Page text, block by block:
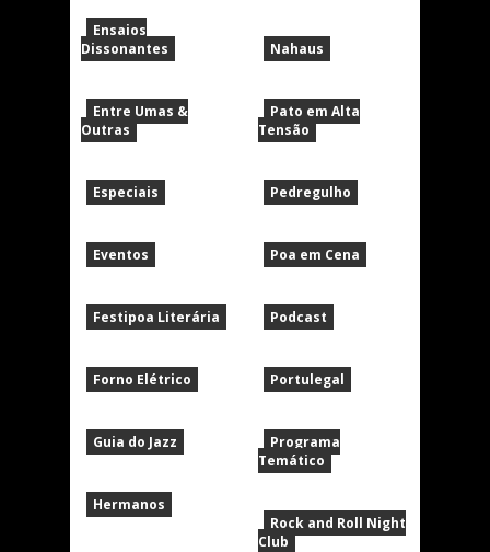
Ensaios
Dissonantes
Entre Umas &
Outras
Especiais
Eventos
Festipoa Literária
Forno Elétrico
Guia do Jazz
Hermanos
Nahaus
Pato em Alta
Tensão
Pedregulho
Poa em Cena
Podcast
Portulegal
Programa
Temático
Rock and Roll Night
Club